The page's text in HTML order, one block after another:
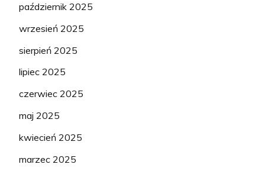
październik 2025
wrzesień 2025
sierpień 2025
lipiec 2025
czerwiec 2025
maj 2025
kwiecień 2025
marzec 2025